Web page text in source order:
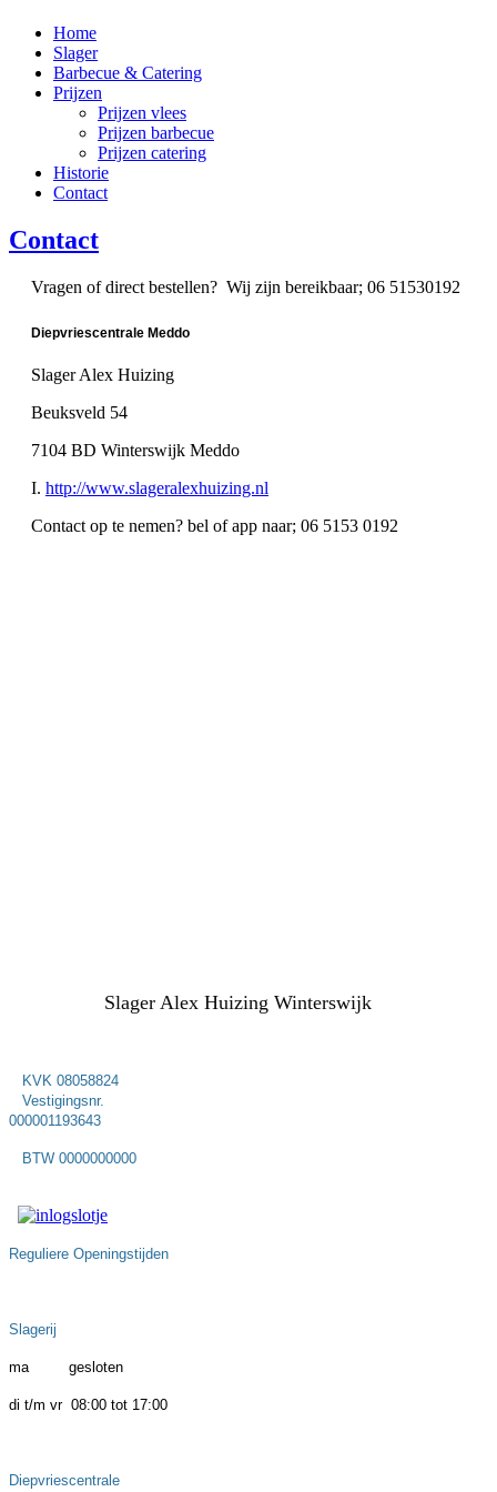
Home
Slager
Barbecue & Catering
Prijzen
Prijzen vlees
Prijzen barbecue
Prijzen catering
Historie
Contact
Contact
Vragen of direct bestellen? Wij zijn bereikbaar; 06 51530192
Diepvriescentrale Meddo
Slager Alex Huizing
Beuksveld 54
7104 BD Winterswijk Meddo
I. http://www.slageralexhuizing.nl
Contact op te nemen? bel of app naar; 06 5153 0192
Slager Alex Huizing Winterswijk
KVK 08058824
Vestigingsnr.
000001193643
BTW 0000000000
Reguliere Openingstijden
Slagerij
ma gesloten
di t/m vr 08:00 tot 17:00
Diepvriescentrale